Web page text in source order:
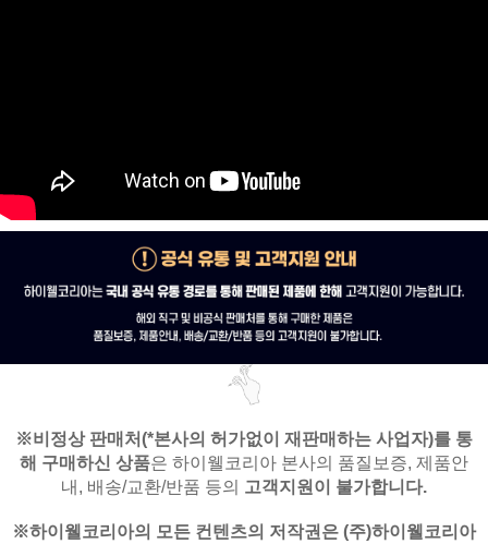
※비정상 판매처(*본사의 허가없이 재판매하는 사업자)를 통
해 구매하신 상품은 하이웰코리아 본사의 품질보증, 제품안
내, 배송/교환/반품 등의 고객지원이 불가합니다.
※하이웰코리아의 모든 컨텐츠의 저작권은 (주)하이웰코리아